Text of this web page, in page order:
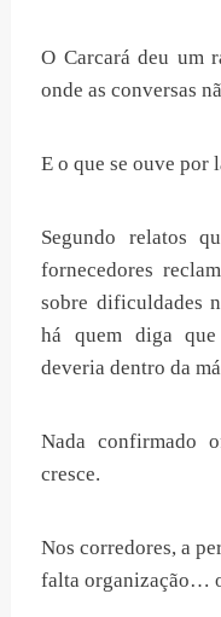
O Carcará deu um
onde as conversas
E o que se ouve por
Segundo relatos
fornecedores
sobre dificuldades
há quem diga
deveria dentro da
Nada confirmado
cresce.
Nos corredores, a
falta organização…